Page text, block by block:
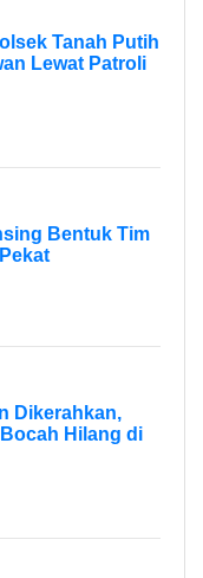
Tanah Putih
Lewat Patroli
Bentuk Tim
Dikerahkan,
Hilang di